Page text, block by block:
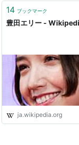
14 ブックマーク
豊田エリー -
ja.wikipedia.org